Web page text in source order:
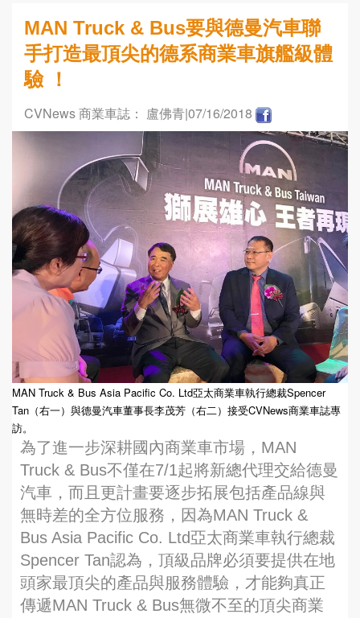
MAN Truck & Bus要與德曼汽車聯
手打造最頂尖的德系商業車旗艦級體
驗 ！
CVNews 商業車誌： 盧佛青|07/16/2018
MAN Truck & Bus Asia Pacific Co. Ltd亞太商業車執行總裁Spencer
Tan（右一）與德曼汽車董事長李茂芳（右二）接受CVNews商業車誌專
訪。
為了進一步深耕國內商業車市場，MAN
Truck & Bus不僅在7/1起將新總代理交給德曼
汽車，而且更計畫要逐步拓展包括產品線與
無時差的全方位服務，因為MAN Truck &
Bus Asia Pacific Co. Ltd亞太商業車執行總裁
Spencer Tan認為，頂級品牌必須要提供在地
頭家最頂尖的產品與服務體驗，才能夠真正
傳遞MAN Truck & Bus無微不至的頂尖商業